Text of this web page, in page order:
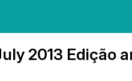
2013 Edição